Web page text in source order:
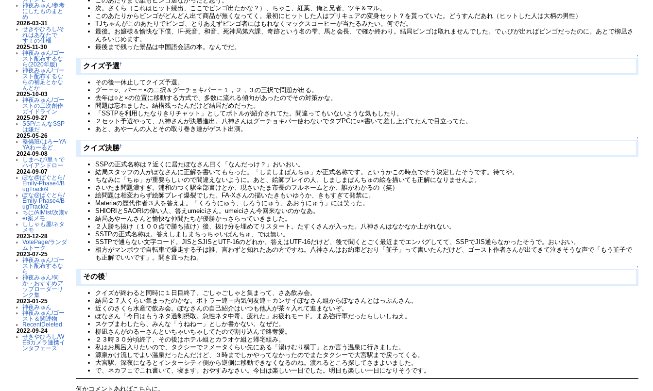
神夜みゅん/参考
にしたものまと
め
2026-03-31
せきやひろし/そ
れはあなたで
す！の仕様
2025-11-30
神夜みゅん/ゴー
スト配布するな
ら(2020年版)
神夜みゅん/ゴー
スト配布するな
らの補足とかな
んとか
2025-10-03
神夜みゅん/ゴー
ストの二次創作
ガイドライン
2025-09-27
SSP/こんなSSP
は嫌だ
2025-05-26
整備班/はろーYA
YAわーるど
2024-09-08
しまへび/里々で
ハイアンドロー
2024-09-07
ぽな@ばぐとら/
Emily-Phase4/B
ugTrack/9
ぽな@ばぐとら/
Emily-Phase4/B
ugTrack/2
ちに/AIMist/次期v
er案メモ
ししゃも屋/ネタ
メモ
2023-12-28
VotePage/ランダ
ムトーク
2023-07-25
神夜みゅん/ゴー
スト配布するな
ら
神夜みゅん/伺
か・おすすめア
ップローダーリ
ンク集
2023-01-25
神夜みゅん
神夜みゅん/ゴー
スト＆関連物
RecentDeleted
2022-09-24
せきやひろし/W
EBカメラ連携イ
ンタフェース
次。さくら（これはヒット続出、ここでビンゴ出たかな？）、ちゃこ、紅葉、俺と兄者、ツキ＆マル。
このあたりからビンゴがどんどん出て商品が無くなってく。最初にヒットした人はプリキュアの変身セット？を貰っていた。どうすんだあれ（ヒットした人は大柄の男性）
TJちゃんがこのあたりでビンゴ、とりあえずビンゴ者にはもれなくマックスコーヒーが当たるみたい。何でだ。
最後。お嬢様＆愉快な下僕、IF-死音、和音、死神局第六課、奇跡という名の雫、馬と会長、で確か終わり。結局ビンゴは取れませんでした。でぃびが出ればビンゴだったのに。あとで柳凪さ
んをいじめます。
最後まで残った景品は中国語会話の本。なんでだ。
↑
クイズ予選†
その後一休止してクイズ予選。
グー＝○、パー＝×の二択＆グーチョキパー＝１，２，３の三択で問題が出る。
去年は○と×の位置に移動する方式で、多数に流れる傾向があったのでその対策かな。
問題は忘れました。結構残ったんだけど結局だめだった。
「SSTPを利用したなりきりチャット」としてボトルが紹介されてた。間違ってもいないような気もしたり。
２セット予選やって、八神さんが決勝進出。八神さんはグーチョキパー使わないでタブPCに○×書いて差し上げてたんで目立ってた。
あと、あやーんの人とその取り巻き連がゲスト出演。
↑
クイズ決勝†
SSPの正式名称は？近くに居たぽなさん曰く「なんだっけ？」おいおい。
結局スタッフの人がぽなさんに正解を書いてもらった。「しましまぱんちゅ」が正式名称です。というかこの時点でそう決定したそうです。待てや。
ちなみに「ちゅ」が重要らしいので間違えないように。あと、絵師プレイの人、しましまぱんちゅの絵を描いても正解になりませんよ。
さいたま問題濃すぎ。浦和のつく駅全部書けとか、現さいたま市長のフルネームとか、誰がわかるの（笑）
絵問題は相変わらず絵師プレイ爆裂でした。FA-Xさんの描いたきもいゆうか、きもすぎて発禁に。
Materiaの歴代作者３人を答えよ。「くろうにゅう、しろうにゅう、あおうにゅう」には笑った。
SHIORIとSAORIの偉い人、答えumeiciさん。umeiciさん今回来ないのかなあ。
結局あやーんさんと愉快な仲間たちが優勝かっさらっていきました。
２人勝ち抜け（１００点で勝ち抜け）後、抜け分を埋めてリスタート。たすくさんが入った。八神さんはなかなか上がれない。
SSTPの正式名称は。答えしましまちっちゃいぱんちゅ、では無い。
SSTPで通らない文字コード。JISとSJISとUTF-16のどれか。答えはUTF-16だけど、後で聞くとごく最近までエンバグしてて、SSPでJIS通らなかったそうで。おいおい。
相方がマンボウで自転車で爆走する子は誰。言わずと知れたあの方ですね。八神さんはお約束どおり「韮子」って書いたんだけど、ゴースト作者さんが出てきて泣きそうな声で「もう韮子で
も正解でいいです」。開き直ったね。
↑
その後†
クイズが終わると同時に１日目終了。ごしゃごしゃと集まって、さあ飲み会。
結局２７人くらい集まったのかな。ボトラー連＋内気伺友連＋カンサイぽなさん組からぽなさんとはっぷんさん。
近くのさくら水産で飲み会。ぽなさんの自己紹介はいつも他人が茶々入れて進まないぞ。
ぽなさん「今日はもうネタ過剰摂取。急性ネタ中毒。疲れた」お疲れモード。まあ強行軍だったらしいしねえ。
スケブまわしたら、みんな「うねねー」としか書かない。なぜだ。
柳凪さんがのるーさんといちゃいちゃしてたので割り込んで略奪愛。
２３時３０分頃終了、その後はホテル組とカラオケ組と帰宅組み。
私はお風呂入りたいので、タクシーで２メータくらい先にある「湯けむり横丁」とか言う温泉に行きました。
源泉かけ流しでよい温泉だったんだけど、３時までしかやってなかったのでまたタクシーで大宮駅まで戻ってくる。
大宮駅、深夜になるとインターシティ側から逆側に移動できなくなるのね。渡れるところ探してさまよいました。
で、ネカフェでこれ書いて、寝ます。おやすみなさい。今日は楽しい一日でした。明日も楽しい一日になりそうです。
何かコメントあればこちらに。